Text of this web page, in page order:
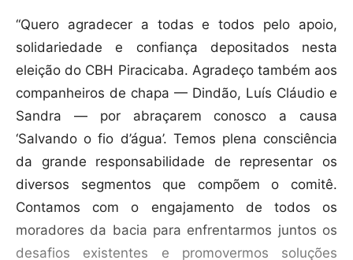
“Quero agradecer a todas e todos pelo apoio,
solidariedade e confiança depositados nesta
eleição do CBH Piracicaba. Agradeço também aos
companheiros de chapa — Dindão, Luís Cláudio e
Sandra — por abraçarem conosco a causa
‘Salvando o fio d’água’. Temos plena consciência
da grande responsabilidade de representar os
diversos segmentos que compõem o comitê.
Contamos com o engajamento de todos os
moradores da bacia para enfrentarmos juntos os
desafios existentes e promovermos soluções